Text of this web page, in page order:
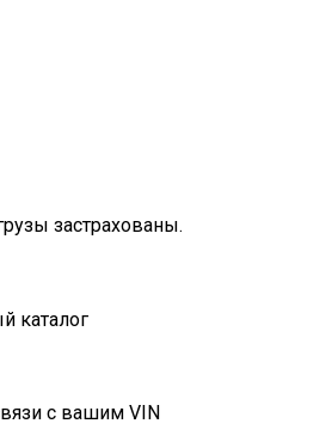
застрахованы.
каталог
с вашим VIN